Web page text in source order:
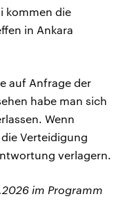
kommen die
in Ankara
auf Anfrage der
habe man sich
Wenn
Verteidigung
verlagern.
im Programm